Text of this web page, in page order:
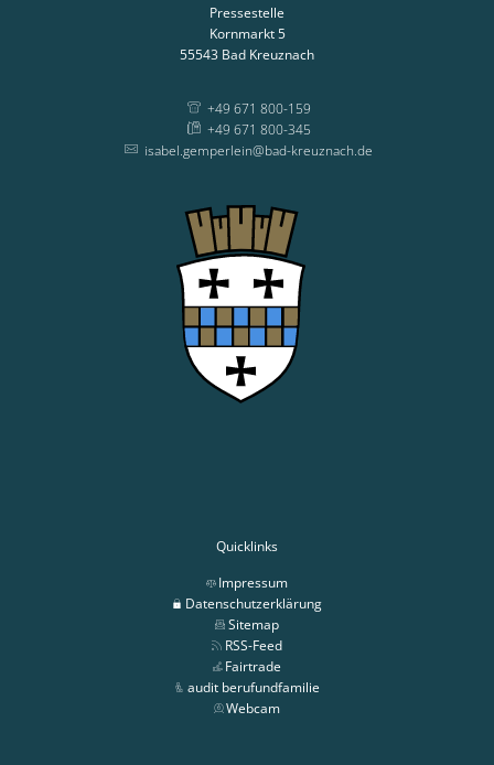
Pressestelle
Kornmarkt 5
55543 Bad Kreuznach
+49 671 800-159
+49 671 800-345
isabel.gemperlein@bad-kreuznach.de
Quicklinks
Impressum
Datenschutzerklärung
Sitemap
RSS-Feed
Fairtrade
audit berufundfamilie
Webcam